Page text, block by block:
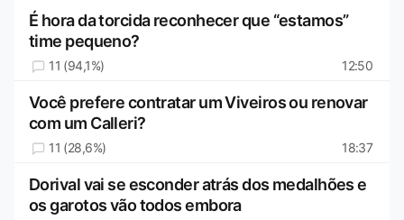
É hora da torcida reconhecer que “estamos”
time pequeno?
11 (94,1%) 12:50
Você prefere contratar um Viveiros ou renovar
com um Calleri?
11 (28,6%) 18:37
Dorival vai se esconder atrás dos medalhões e
os garotos vão todos embora